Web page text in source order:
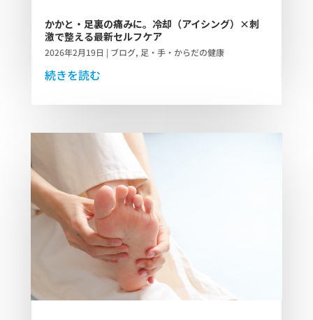
かかと・足裏の痛みに。冷却（アイシング）×刺
激で整える最新セルフケア
2026年2月19日 | ブログ, 足・手・からだの健康
続きを読む